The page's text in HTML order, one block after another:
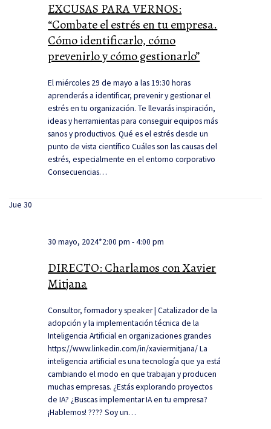
EXCUSAS PARA VERNOS:
“Combate el estrés en tu empresa.
Cómo identificarlo, cómo
prevenirlo y cómo gestionarlo”
El miércoles 29 de mayo a las 19:30 horas
aprenderás a identificar, prevenir y gestionar el
estrés en tu organización. Te llevarás inspiración,
ideas y herramientas para conseguir equipos más
sanos y productivos. Qué es el estrés desde un
punto de vista científico Cuáles son las causas del
estrés, especialmente en el entorno corporativo
Consecuencias…
Jue30
30 mayo, 2024*2:00 pm -4:00 pm
DIRECTO: Charlamos con Xavier
Mitjana
Consultor, formador y speaker | Catalizador de la
adopción y la implementación técnica de la
Inteligencia Artificial en organizaciones grandes
https://www.linkedin.com/in/xaviermitjana/ La
inteligencia artificial es una tecnología que ya está
cambiando el modo en que trabajan y producen
muchas empresas. ¿Estás explorando proyectos
de IA? ¿Buscas implementar IA en tu empresa?
¡Hablemos! ???? Soy un…